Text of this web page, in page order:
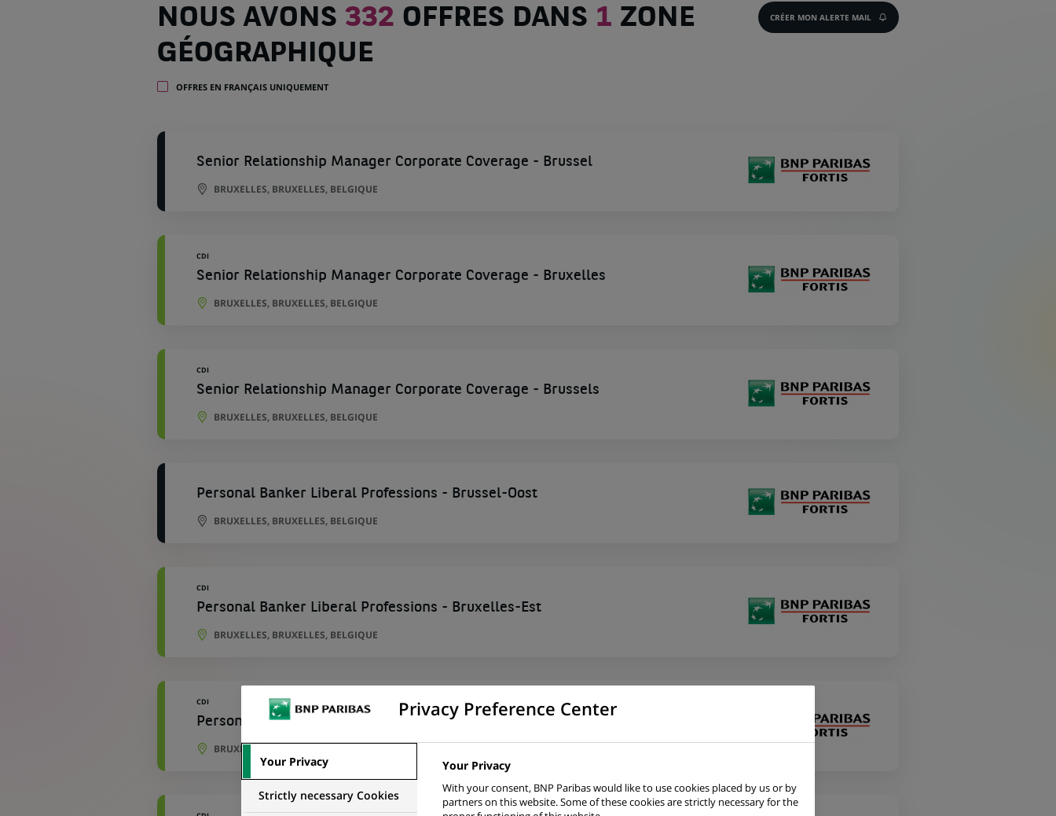
Nous
avons
332
offres
1
NOUS AVONS 332 OFFRES DANS 1 ZONE
GÉOGRAPHIQUE
CRÉER MON ALERTE MAIL
OFFRES EN FRANÇAIS UNIQUEMENT
Senior Relationship Manager Corporate Coverage - Brussel
BRUXELLES, BRUXELLES, BELGIQUE
CDI
Senior Relationship Manager Corporate Coverage - Bruxelles
BRUXELLES, BRUXELLES, BELGIQUE
CDI
Senior Relationship Manager Corporate Coverage - Brussels
BRUXELLES, BRUXELLES, BELGIQUE
Personal Banker Liberal Professions - Brussel-Oost
BRUXELLES, BRUXELLES, BELGIQUE
CDI
Personal Banker Liberal Professions - Bruxelles-Est
BRUXELLES, BRUXELLES, BELGIQUE
CDI
Personal Banker Liberal Professions - Brussels-East
BRUXELLES, BRUXELLES, BELGIQUE
Privacy Preference Center
Your Privacy
Strictly necessary Cookies
Your Privacy
With your consent, BNP Paribas would like to use cookies placed by us or by
partners on this website. Some of these cookies are strictly necessary for the